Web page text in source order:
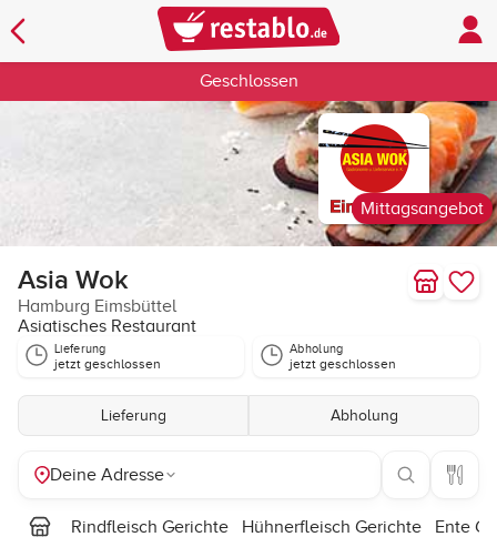
Geschlossen
Mittagsangebot
Asia Wok
Hamburg Eimsbüttel
Asiatisches Restaurant
Lieferung
jetzt geschlossen
Abholung
jetzt geschlossen
Lieferung Abholung
Deine Adresse
Rindfleisch Gerichte Hühnerfleisch Gerichte Ente